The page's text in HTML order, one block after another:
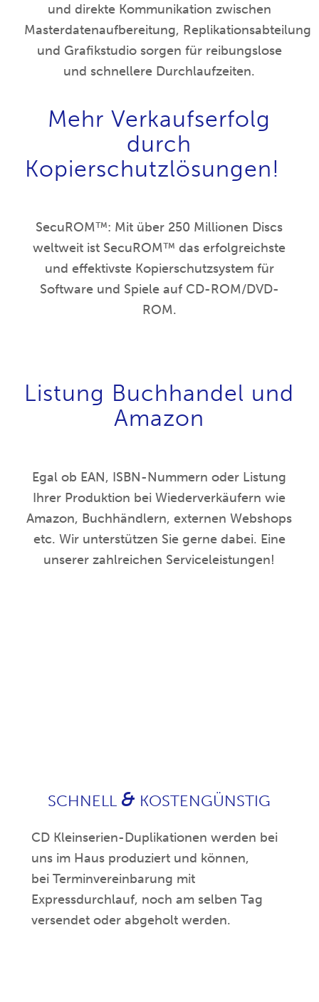
und direkte Kommunikation zwischen
Masterdatenaufbereitung, Replikationsabteilung
und Grafikstudio sorgen für reibungslose
und schnellere Durchlaufzeiten.
Mehr Verkaufserfolg
durch
Kopierschutzlösungen!
SecuROM™: Mit über 250 Millionen Discs
weltweit ist SecuROM™ das erfolgreichste
und effektivste Kopierschutzsystem für
Software und Spiele auf CD-ROM/DVD-
ROM.
Listung Buchhandel und
Amazon
Egal ob EAN, ISBN-Nummern oder Listung
Ihrer Produktion bei Wiederverkäufern wie
Amazon, Buchhändlern, externen Webshops
etc. Wir unterstützen Sie gerne dabei. Eine
unserer zahlreichen Serviceleistungen!
SCHNELL & KOSTENGÜNSTIG
CD Kleinserien-Duplikationen werden bei
uns im Haus produziert und können,
bei Terminvereinbarung mit
Expressdurchlauf, noch am selben Tag
versendet oder abgeholt werden.